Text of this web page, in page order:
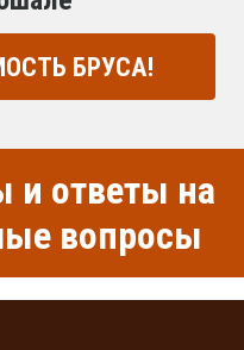
БРУСА!
и ответы на
вопросы